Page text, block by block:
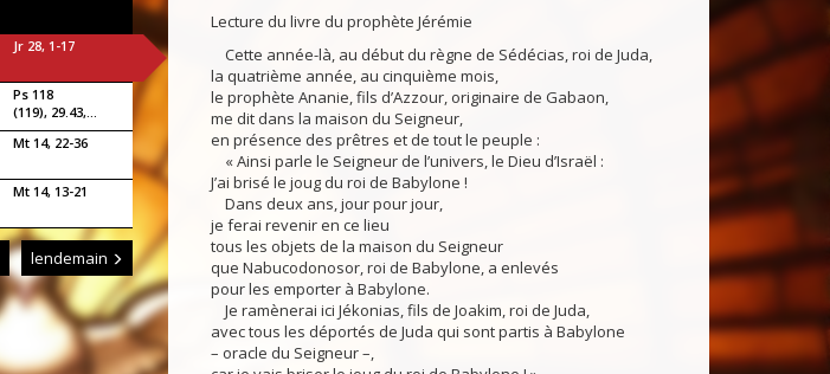
Jr 28, 1-17
Ps 118
(119), 29.43,...
Mt 14, 22-36
Mt 14, 13-21
lendemain
Lecture du livre du prophète Jérémie
Cette année-là, au début du règne de Sédécias, roi de Juda,
la quatrième année, au cinquième mois,
le prophète Ananie, fils d’Azzour, originaire de Gabaon,
me dit dans la maison du Seigneur,
en présence des prêtres et de tout le peuple :
« Ainsi parle le Seigneur de l’univers, le Dieu d’Israël :
J’ai brisé le joug du roi de Babylone !
Dans deux ans, jour pour jour,
je ferai revenir en ce lieu
tous les objets de la maison du Seigneur
que Nabucodonosor, roi de Babylone, a enlevés
pour les emporter à Babylone.
Je ramènerai ici Jékonias, fils de Joakim, roi de Juda,
avec tous les déportés de Juda qui sont partis à Babylone
– oracle du Seigneur –,